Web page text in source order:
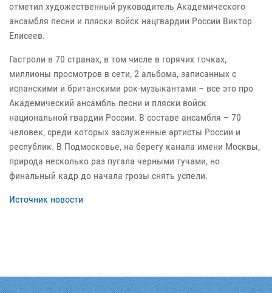
отметил художественный руководитель Академического
ансамбля песни и пляски войск нацгвардии России Виктор
Елисеев.
Гастроли в 70 странах, в том числе в горячих точках,
миллионы просмотров в сети, 2 альбома, записанных с
испанскими и британскими рок-музыкантами – все это про
Академический ансамбль песни и пляски войск
национальной гвардии России. В составе ансамбля – 70
человек, среди которых заслуженные артисты России и
республик. В Подмосковье, на берегу канала имени Москвы,
природа несколько раз пугала черными тучами, но
финальный кадр до начала грозы снять успели.
Источник новости